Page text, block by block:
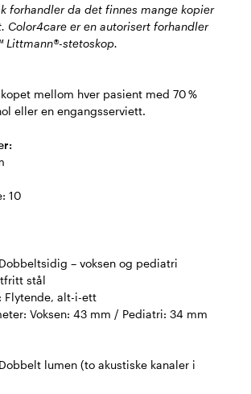
forhandler da det finnes mange kopier
Color4care er en autorisert forhandler
Littmann®-stetoskop.
mellom hver pasient med 70 %
eller en engangsserviett.
10
– voksen og pediatri
stål
Flytende, alt-i-ett
Voksen: 43 mm / Pediatri: 34 mm
lumen (to akustiske kanaler i